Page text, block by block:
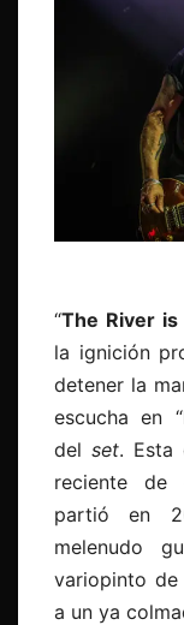
“The River is
la ignición
detener la
escucha en “
del set. Esta
reciente de
partió en
melenudo
variopinto
a un ya